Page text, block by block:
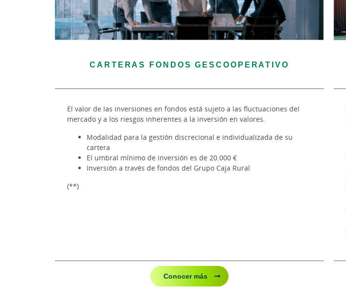
CARTERAS FONDOS GESCOOPERATIVO
El valor de las inversiones en fondos está sujeto a las fluctuaciones del
mercado y a los riesgos inherentes a la inversión en valores.
Modalidad para la gestión discrecional e individualizada de su
cartera
El umbral mínimo de inversión es de 20.000 €
Inversión a través de fondos del Grupo Caja Rural
(**)
Conocer más